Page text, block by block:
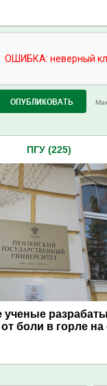
ПГУ (225)
ученые
боли в горле на